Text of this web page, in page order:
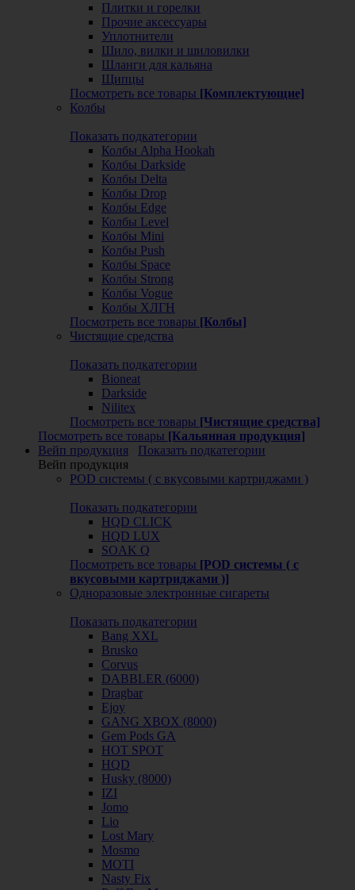
Плитки и горелки
Прочие аксессуары
Уплотнители
Шило, вилки и шиловилки
Шланги для кальяна
Щипцы
Посмотреть все товары [Комплектующие]
Колбы
Показать подкатегории
Колбы Alpha Hookah
Колбы Darkside
Колбы Delta
Колбы Drop
Колбы Edge
Колбы Level
Колбы Mini
Колбы Push
Колбы Space
Колбы Strong
Колбы Vogue
Колбы ХЛГН
Посмотреть все товары [Колбы]
Чистящие средства
Показать подкатегории
Bioneat
Darkside
Nilitex
Посмотреть все товары [Чистящие средства]
Посмотреть все товары [Кальянная продукция]
Вейп продукция
Показать подкатегории
Вейп продукция
POD системы ( с вкусовыми картриджами )
Показать подкатегории
HQD CLICK
HQD LUX
SOAK Q
Посмотреть все товары [POD системы ( с
вкусовыми картриджами )]
Одноразовые электронные сигареты
Показать подкатегории
Bang XXL
Brusko
Corvus
DABBLER (6000)
Dragbar
Ejoy
GANG XBOX (8000)
Gem Pods GA
HOT SPOT
HQD
Husky (8000)
IZI
Jomo
Lio
Lost Mary
Mosmo
MOTI
Nasty Fix